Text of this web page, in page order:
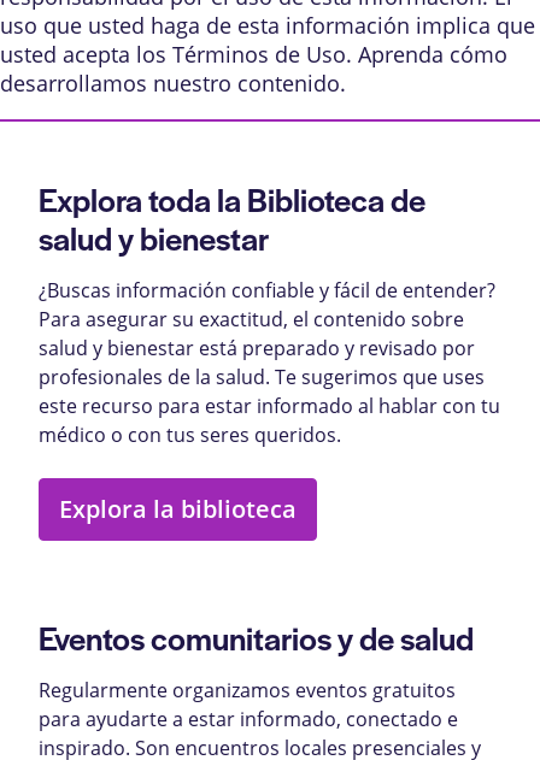
uso que usted haga de esta información implica que
usted acepta los Términos de Uso. Aprenda cómo
desarrollamos nuestro contenido.
Explora toda la Biblioteca de
salud y bienestar
¿Buscas información confiable y fácil de entender?
Para asegurar su exactitud, el contenido sobre
salud y bienestar está preparado y revisado por
profesionales de la salud. Te sugerimos que uses
este recurso para estar informado al hablar con tu
médico o con tus seres queridos.
Explora la biblioteca
Eventos comunitarios y de salud
Regularmente organizamos eventos gratuitos
para ayudarte a estar informado, conectado e
inspirado. Son encuentros locales presenciales y